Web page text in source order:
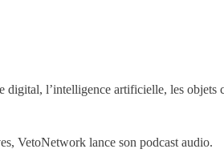
digital, l’intelligence artificielle, les objets
VetoNetwork lance son podcast audio.